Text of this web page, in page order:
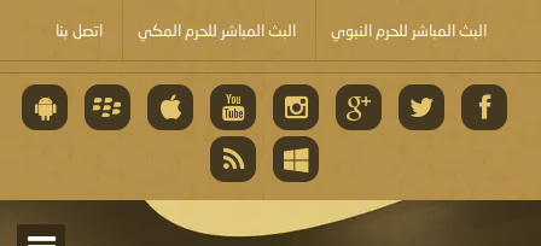
البث المباشر للحرم النبوي البث المباشر للحرم المكي اتصل بنا